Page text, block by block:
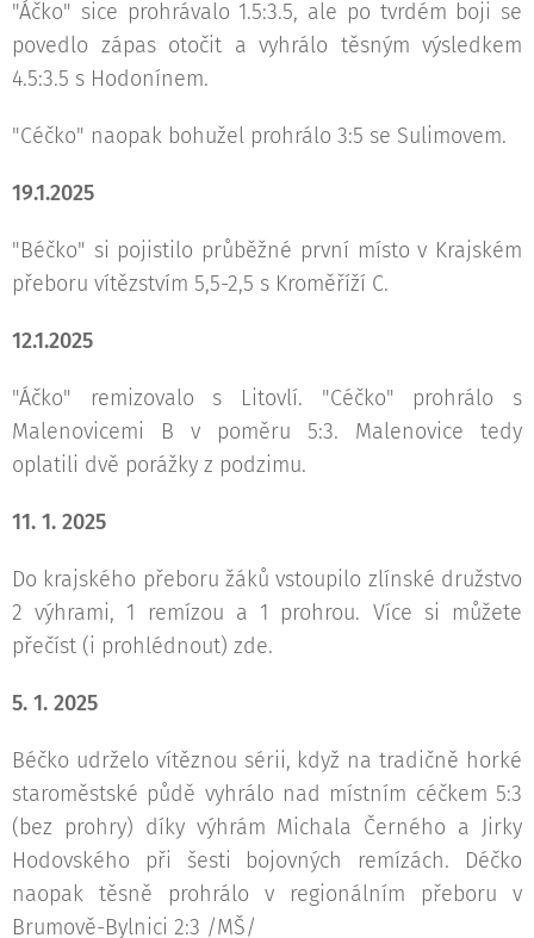
"Áčko" sice prohrávalo 1.5:3.5, ale po tvrdém boji se
povedlo zápas otočit a vyhrálo těsným výsledkem
4.5:3.5 s Hodonínem.
"Céčko" naopak bohužel prohrálo 3:5 se Sulimovem.
19.1.2025
"Béčko" si pojistilo průběžné první místo v Krajském
přeboru vítězstvím 5,5-2,5 s Kroměříží C.
12.1.2025
"Áčko" remizovalo s Litovlí. "Céčko" prohrálo s
Malenovicemi B v poměru 5:3. Malenovice tedy
oplatili dvě porážky z podzimu.
11. 1. 2025
Do krajského přeboru žáků vstoupilo zlínské družstvo
2 výhrami, 1 remízou a 1 prohrou. Více si můžete
přečíst (i prohlédnout) zde.
5. 1. 2025
Béčko udrželo vítěznou sérii, když na tradičně horké
staroměstské půdě vyhrálo nad místním céčkem 5:3
(bez prohry) díky výhrám Michala Černého a Jirky
Hodovského při šesti bojovných remízách. Déčko
naopak těsně prohrálo v regionálním přeboru v
Brumově-Bylnici 2:3 /MŠ/